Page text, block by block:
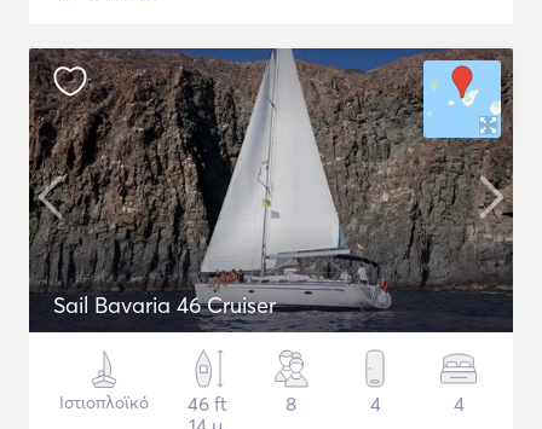
Sail Bavaria 46 Cruiser
Ιστιοπλοϊκό
46 ft
8 4 4